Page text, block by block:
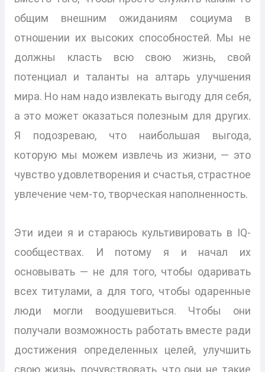
общим внешним ожиданиям социума в
отношении их высоких способностей. Мы не
должны класть всю свою жизнь, свой
потенциал и таланты на алтарь улучшения
мира. Но нам надо извлекать выгоду для себя,
а это может оказаться полезным для других.
Я подозреваю, что наибольшая выгода,
которую мы можем извлечь из жизни, — это
чувство удовлетворения и счастья, страстное
увлечение чем-то, творческая наполненность.
Эти идеи я и стараюсь культивировать в IQ-
сообществах. И потому я и начал их
основывать — не для того, чтобы одаривать
всех титулами, а для того, чтобы одаренные
люди могли воодушевиться. Чтобы они
получали возможность работать вместе ради
достижения определенных целей, улучшить
свою жизнь, почувствовать, что они не такие